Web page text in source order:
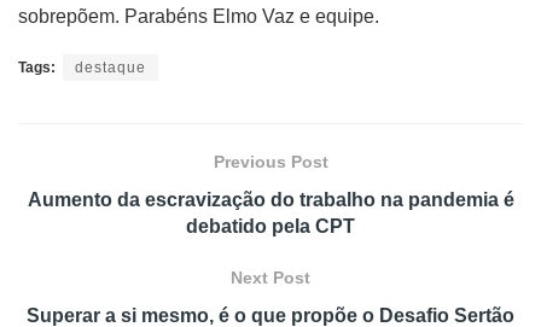
sobrepõem. Parabéns Elmo Vaz e equipe.
Tags: destaque
Previous Post
Aumento da escravização do trabalho na pandemia é
debatido pela CPT
Next Post
Superar a si mesmo, é o que propõe o Desafio Sertão